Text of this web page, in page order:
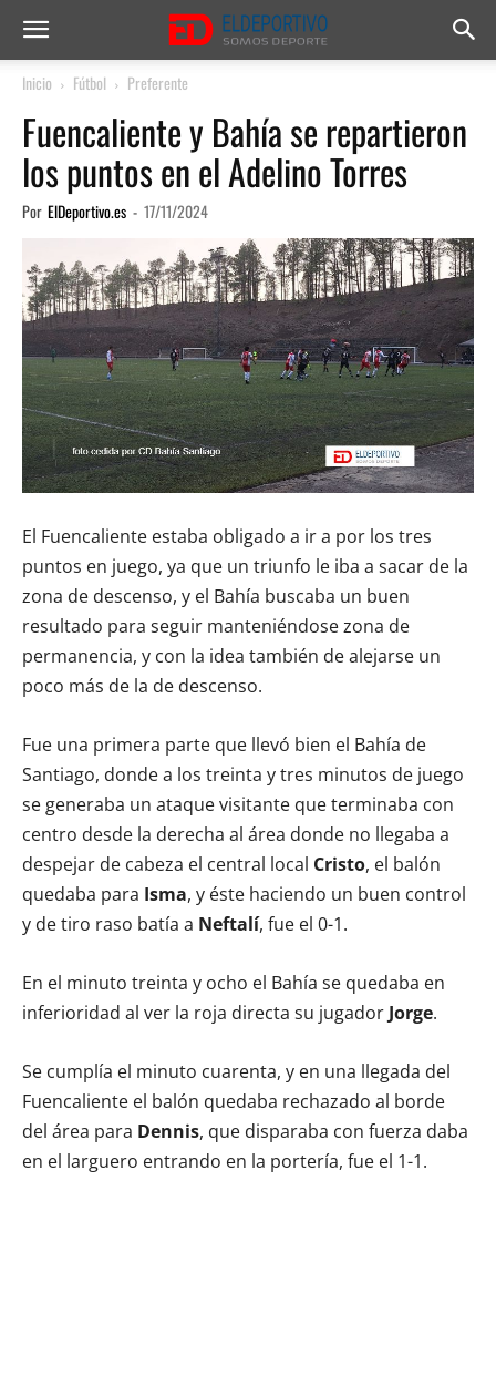
Inicio Fútbol Preferente
Fuencaliente y Bahía se repartieron
los puntos en el Adelino Torres
Por ElDeportivo.es - 17/11/2024
El Fuencaliente estaba obligado a ir a por los tres
puntos en juego, ya que un triunfo le iba a sacar de la
zona de descenso, y el Bahía buscaba un buen
resultado para seguir manteniéndose zona de
permanencia, y con la idea también de alejarse un
poco más de la de descenso.
Fue una primera parte que llevó bien el Bahía de
Santiago, donde a los treinta y tres minutos de juego
se generaba un ataque visitante que terminaba con
centro desde la derecha al área donde no llegaba a
despejar de cabeza el central local Cristo, el balón
quedaba para Isma, y éste haciendo un buen control
y de tiro raso batía a Neftalí, fue el 0-1.
En el minuto treinta y ocho el Bahía se quedaba en
inferioridad al ver la roja directa su jugador Jorge.
Se cumplía el minuto cuarenta, y en una llegada del
Fuencaliente el balón quedaba rechazado al borde
del área para Dennis, que disparaba con fuerza daba
en el larguero entrando en la portería, fue el 1-1.